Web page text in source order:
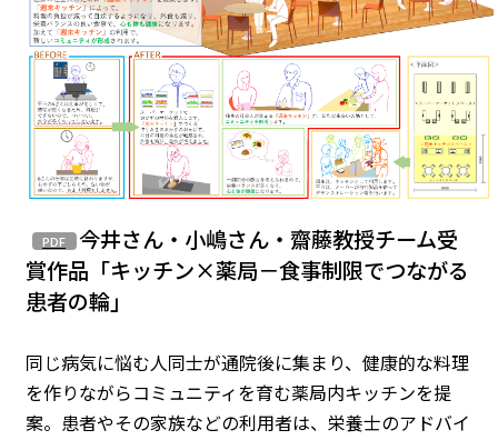
今井さん・小嶋さん・齋藤教授チーム受
賞作品「キッチン×薬局－食事制限でつながる
患者の輪」
同じ病気に悩む人同士が通院後に集まり、健康的な料理
を作りながらコミュニティを育む薬局内キッチンを提
案。患者やその家族などの利用者は、栄養士のアドバイ